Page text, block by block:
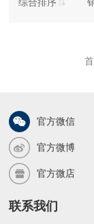
官方微信
官方微博
官方微店
联系我们